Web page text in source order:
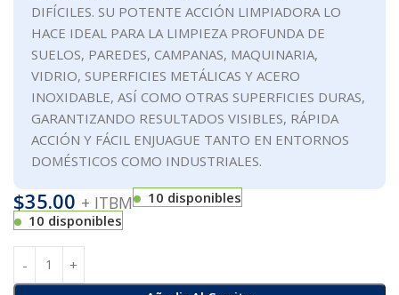
DIFÍCILES. SU POTENTE ACCIÓN LIMPIADORA LO
HACE IDEAL PARA LA LIMPIEZA PROFUNDA DE
SUELOS, PAREDES, CAMPANAS, MAQUINARIA,
VIDRIO, SUPERFICIES METÁLICAS Y ACERO
INOXIDABLE, ASÍ COMO OTRAS SUPERFICIES DURAS,
GARANTIZANDO RESULTADOS VISIBLES, RÁPIDA
ACCIÓN Y FÁCIL ENJUAGUE TANTO EN ENTORNOS
DOMÉSTICOS COMO INDUSTRIALES.
$35.00 + ITBM
10 disponibles
10 disponibles